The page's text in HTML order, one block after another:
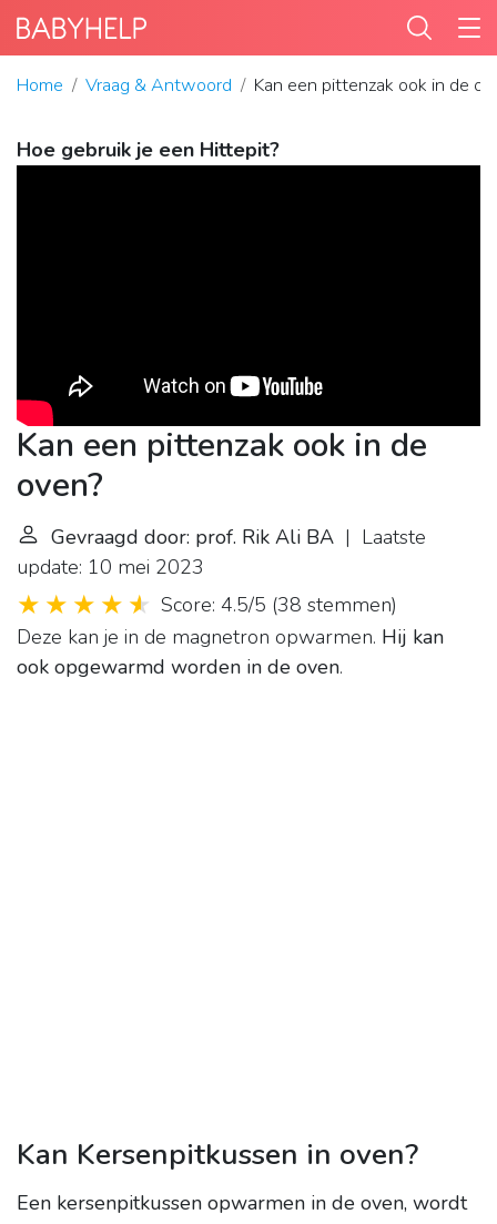
Home Vraag & Antwoord Kan een pittenzak ook in de
Hoe gebruik je een Hittepit?
Kan een pittenzak ook in de
oven?
Gevraagd door: prof. Rik Ali BA | Laatste
update: 10 mei 2023
Score: 4.5/5 (38 stemmen)
Deze kan je in de magnetron opwarmen. Hij kan
ook opgewarmd worden in de oven.
Kan Kersenpitkussen in oven?
Een kersenpitkussen opwarmen in de oven, wordt